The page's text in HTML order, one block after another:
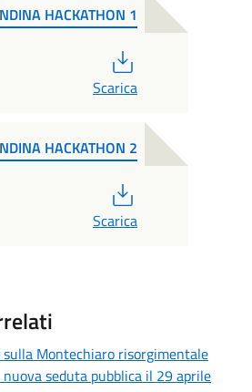
HACKATHON 1
Scarica
HACKATHON 2
Scarica
Montechiaro risorgimentale
seduta pubblica il 29 aprile